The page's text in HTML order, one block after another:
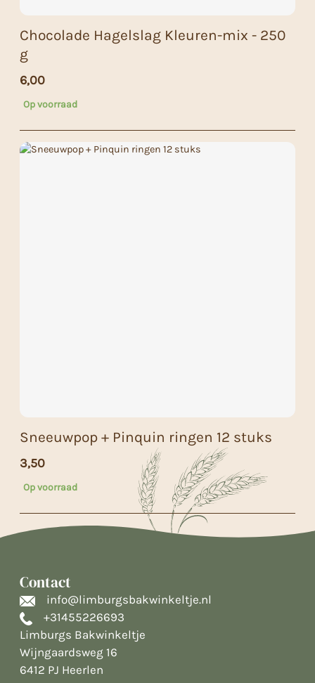
Chocolade Hagelslag Kleuren-mix - 250
g
6,00
Op voorraad
Sneeuwpop + Pinquin ringen 12 stuks
3,50
Op voorraad
Contact
info@limburgsbakwinkeltje.nl
+31455226693
Limburgs Bakwinkeltje
Wijngaardsweg 16
6412 PJ Heerlen